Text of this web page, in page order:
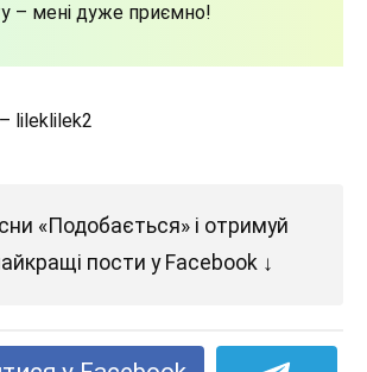
– мені дуже приємно!
lileklilek2
«Подобається» і отримуй
пости у Facebook ↓